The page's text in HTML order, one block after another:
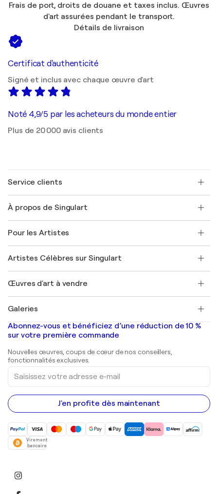
Frais de port, droits de douane et taxes inclus. Œuvres
d'art assurées pendant le transport.
Détails de livraison
Certificat d'authenticité
Signé et inclus avec chaque œuvre d'art
Noté 4,9/5 par les acheteurs du monde entier
Plus de 20 000 avis clients
Service clients
Expédition
Offrir une carte cadeau
Rejoignez notre programme commercial
Mon compte
+33 1 76 44 06 42
À propos de Singulart
FAQ
Magazine Singulart
Emplois
Découvrez une sélection d'art original
Pour les Artistes
Se connecter en tant qu'Artiste
Artistes Célèbres sur Singulart
Marc Chagall
Banksy
Mr. Brainwash
Shepard Fairey
Œuvres d'art à vendre
Tableaux abstraits à vendre
Peintures de paysage
Estampes
Peintures acryliques
Galeries
Galeries d'art en France
Galeries d'art en Belgique
Abonnez-vous et bénéficiez d’une réduction de 10 %
sur votre première commande
Nouvelles œuvres, coups de cœur de nos conseillers,
fonctionnalités exclusives.
Saisissez
votre
adresse
e-
mail
J'en profite dès maintenant
Virement
bancaire